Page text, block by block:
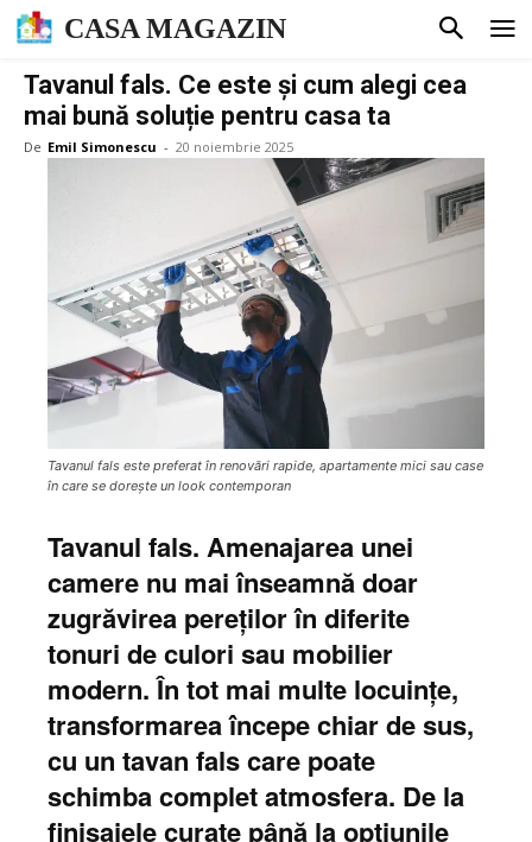
CASA MAGAZIN
Tavanul fals. Ce este și cum alegi cea
mai bună soluție pentru casa ta
De Emil Simonescu - 20 noiembrie 2025
Tavanul fals este preferat în renovări rapide, apartamente mici sau case
în care se dorește un look contemporan
Tavanul fals. Amenajarea unei
camere nu mai înseamnă doar
zugrăvirea pereților în diferite
tonuri de culori sau mobilier
modern. În tot mai multe locuințe,
transformarea începe chiar de sus,
cu un tavan fals care poate
schimba complet atmosfera. De la
finisajele curate până la opțiunile